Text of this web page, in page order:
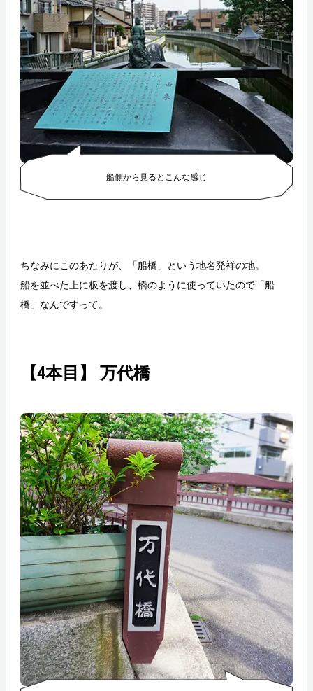
船側から見るとこんな感じ
ちなみにこのあたりが、「船橋」という地名発祥の地。
船を並べた上に板を渡し、橋のように使っていたので「船
橋」なんですって。
【4本目】 万代橋